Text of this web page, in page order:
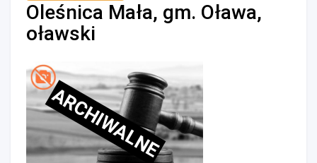
Oleśnica Mała, gm. Oława,
oławski
ARCHIWALNE